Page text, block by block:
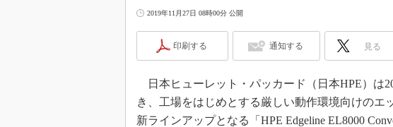
2019年11月27日 08時00分 公開
印刷する 通知する 見る
日本ヒューレット・パッカード（日本HPE）は
き、工場をはじめとする厳しい動作環境向けのエ
新ラインアップとなる「HPE Edgeline EL8000